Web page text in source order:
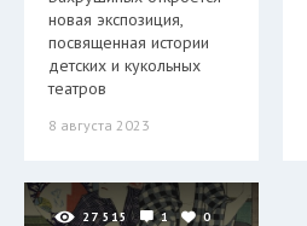
новая экспозиция,
посвященная истории
детских и кукольных
театров
8 августа 2023
27 515 1 0